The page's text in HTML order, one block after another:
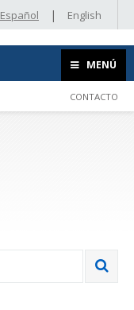
Español | English
MENÚ
CONTACTO